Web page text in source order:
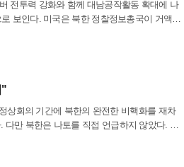
전투력 강화와 함께 대남공작활동 확대에 나
보인다. 미국은 북한 정찰정보총국이 거액의
노동당 기관지 노동신문에 따르면 당 중앙
"
상회의 기간에 북한의 완전한 비핵화를 재차
만 북한은 나토를 직접 언급하지 않았다. 북
입장을 냈다. 9일 조선중앙통신에 따르면 대